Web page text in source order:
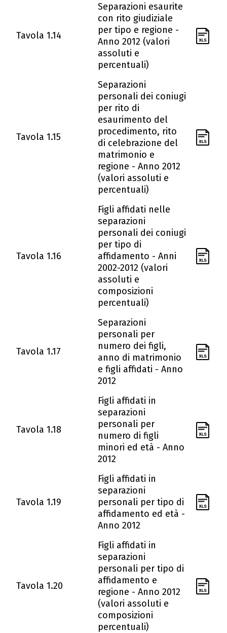
Tavola 1.14
Separazioni esaurite
con rito giudiziale
per tipo e regione -
Anno 2012 (valori
assoluti e
percentuali)
Tavola 1.15
Separazioni
personali dei coniugi
per rito di
esaurimento del
procedimento, rito
di celebrazione del
matrimonio e
regione - Anno 2012
(valori assoluti e
percentuali)
Tavola 1.16
Figli affidati nelle
separazioni
personali dei coniugi
per tipo di
affidamento - Anni
2002-2012 (valori
assoluti e
composizioni
percentuali)
Tavola 1.17
Separazioni
personali per
numero dei figli,
anno di matrimonio
e figli affidati - Anno
2012
Tavola 1.18
Figli affidati in
separazioni
personali per
numero di figli
minori ed età - Anno
2012
Tavola 1.19
Figli affidati in
separazioni
personali per tipo di
affidamento ed età -
Anno 2012
Tavola 1.20
Figli affidati in
separazioni
personali per tipo di
affidamento e
regione - Anno 2012
(valori assoluti e
composizioni
percentuali)